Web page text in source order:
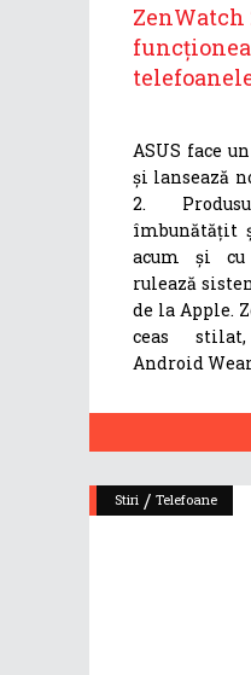
ZenWatch
ASUS face
și lansează
2.
îmbunătățit
acum și cu
rulează
de la Apple.
ceas
Android
Stiri / Telefoane